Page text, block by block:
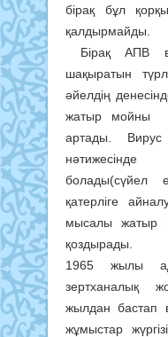
бірақ бұл
қалдырмайды.
Бірақ АПВ
шақыратын
әйелдің
жатыр мойны
артады. Вирус
болады(сүйел
қатерліге
мысалы жатыр
қоздырады.
1965 жылы
зертханалық
жылдан бастап
жұмыстар